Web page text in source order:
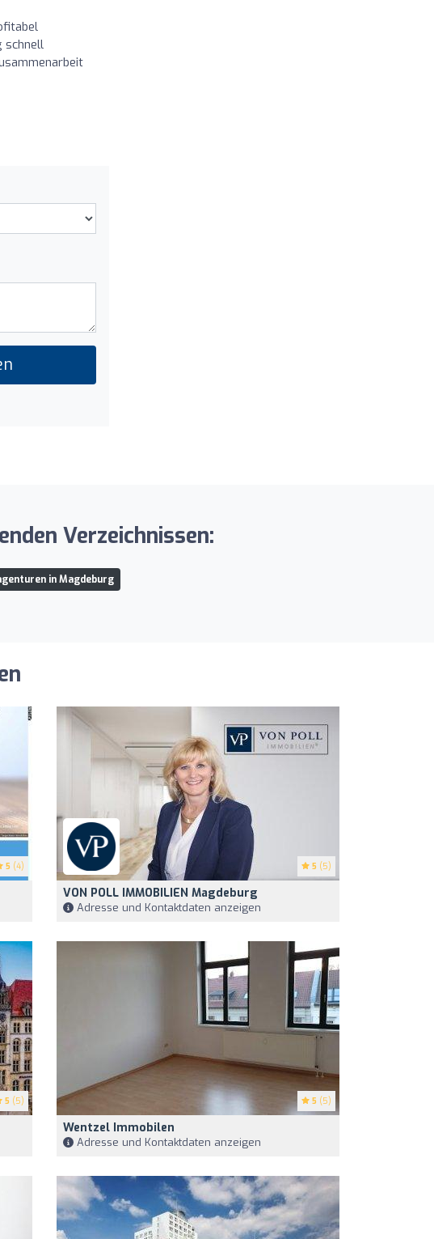
schnell
Verzeichnissen:
in Magdeburg
5 (4) 5 (5)
VON POLL IMMOBILIEN Magdeburg
Adresse und Kontaktdaten anzeigen
5 (5) 5 (5)
Wentzel Immobilen
Adresse und Kontaktdaten anzeigen